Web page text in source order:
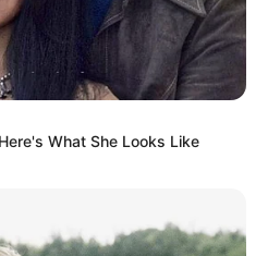
черговий простір
(фото)
незаконне утримання
ТЦК
його колег розслідує ДБР
What She Looks Like